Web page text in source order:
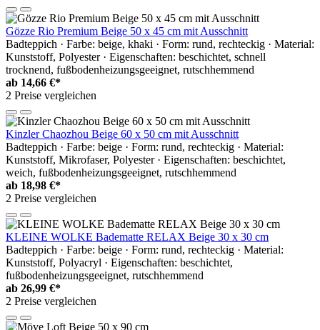
Gözze Rio Premium Beige 50 x 45 cm mit Ausschnitt
Badteppich · Farbe: beige, khaki · Form: rund, rechteckig · Material:
Kunststoff, Polyester · Eigenschaften: beschichtet, schnell
trocknend, fußbodenheizungsgeeignet, rutschhemmend
ab 14,66 €*
2 Preise vergleichen
Kinzler Chaozhou Beige 60 x 50 cm mit Ausschnitt
Badteppich · Farbe: beige · Form: rund, rechteckig · Material:
Kunststoff, Mikrofaser, Polyester · Eigenschaften: beschichtet,
weich, fußbodenheizungsgeeignet, rutschhemmend
ab 18,98 €*
2 Preise vergleichen
KLEINE WOLKE Badematte RELAX Beige 30 x 30 cm
Badteppich · Farbe: beige · Form: rund, rechteckig · Material:
Kunststoff, Polyacryl · Eigenschaften: beschichtet,
fußbodenheizungsgeeignet, rutschhemmend
ab 26,99 €*
2 Preise vergleichen